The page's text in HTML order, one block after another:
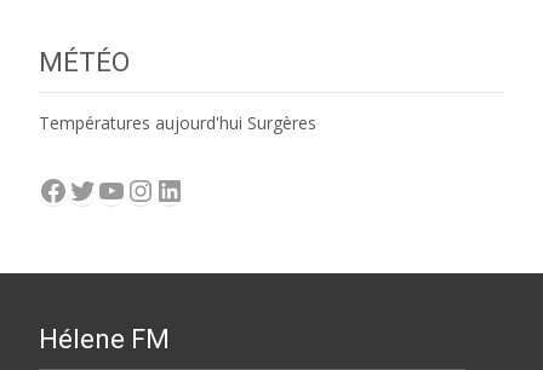
MÉTÉO
Températures aujourd'hui Surgères
Facebook
Twitter
YouTube
Instagram
LinkedIn
Hélene FM